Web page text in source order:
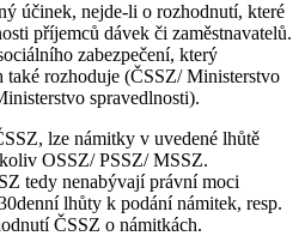
účinek, nejde-li o rozhodnutí, které
příjemců dávek či zaměstnavatelů.
zabezpečení, který
rozhoduje (ČSSZ/ Ministerstvo
spravedlnosti).
lze námitky v uvedené lhůtě
OSSZ/ PSSZ/ MSSZ.
tedy nenabývají právní moci
lhůty k podání námitek, resp.
ČSSZ o námitkách.